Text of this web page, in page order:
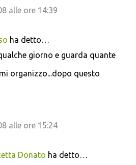
alle ore 14:39
ha detto…
giorno e guarda quante
organizzo...dopo questo
alle ore 15:24
Donato ha detto…